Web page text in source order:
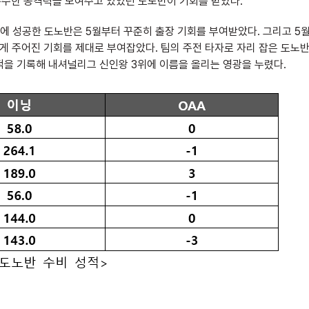
성공한 도노반은 5월부터 꾸준히 출장 기회를 부여받았다. 그리고 5
어진 기회를 제대로 부여잡았다. 팀의 주전 타자로 자리 잡은 도노반
기록해 내셔널리그 신인왕 3위에 이름을 올리는 영광을 누렸다.